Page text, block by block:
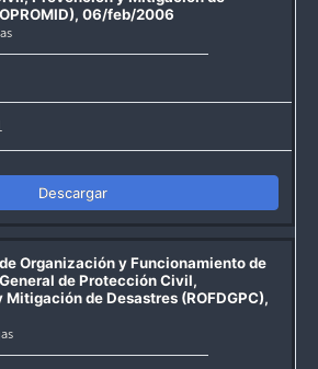
06/feb/2006
Descargar
Organización y Funcionamiento de
de Protección Civil,
de Desastres (ROFDGPC),